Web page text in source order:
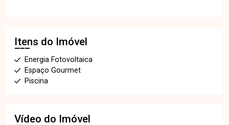
Itens do Imóvel
Energia Fotovoltaica
Espaço Gourmet
Piscina
Vídeo do Imóvel